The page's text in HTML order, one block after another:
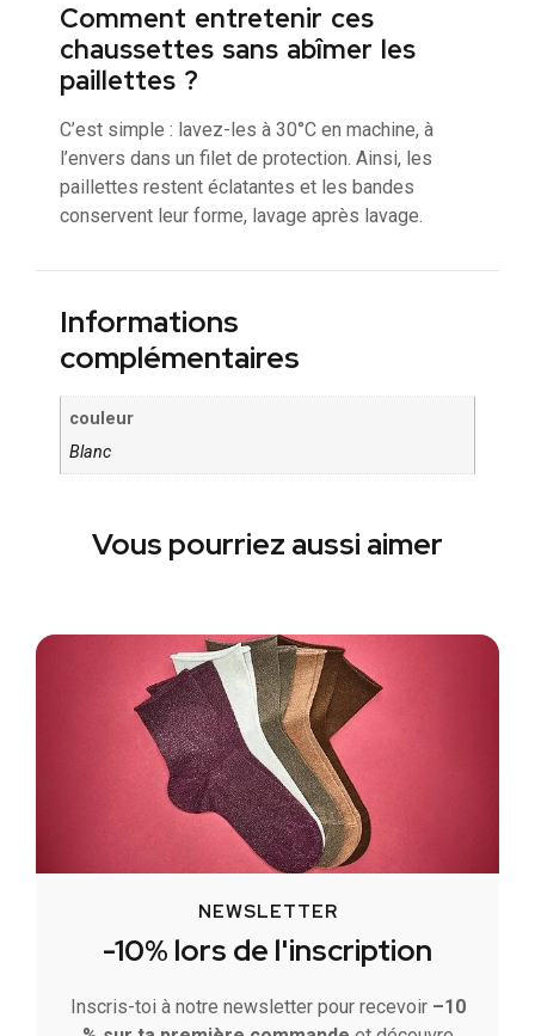
Comment entretenir ces
chaussettes sans abîmer les
paillettes ?
C’est simple : lavez-les à 30°C en machine, à
l’envers dans un filet de protection. Ainsi, les
paillettes restent éclatantes et les bandes
conservent leur forme, lavage après lavage.
Informations
complémentaires
couleur
Blanc
Vous pourriez aussi aimer
NEWSLETTER
-10% lors de l'inscription
Inscris-toi à notre newsletter pour recevoir –10